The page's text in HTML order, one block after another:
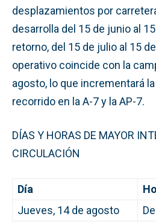
desplazamientos por
desarrolla del 15 de junio al
retorno, del 15 de julio al 15
operativo coincide con la
agosto, lo que incrementará
recorrido en la A-7 y la AP-7.
DÍAS Y HORAS DE MAYOR
CIRCULACIÓN
Día
Jueves, 14 de agosto